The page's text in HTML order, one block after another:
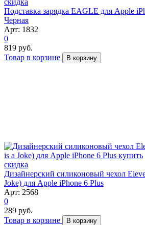
Подставка зарядка EAGLE для Apple
Черная
Арт: 1832
0
819 руб.
Товар в корзине
В корзину
скидка
Дизайнерский силиконовый чехол
Joke) для Apple iPhone 6 Plus
Арт: 2568
0
289 руб.
Товар в корзине
В корзину